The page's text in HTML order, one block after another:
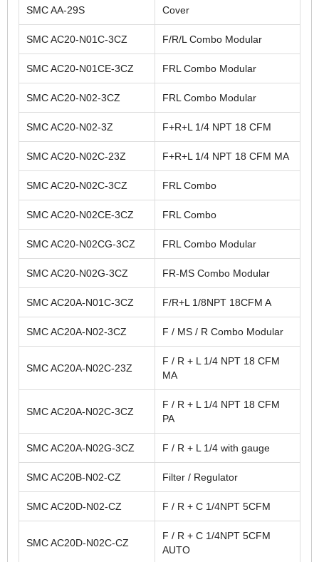
SMC AA-29S Cover
SMC AC20-N01C-3CZ F/R/L Combo Modular
SMC AC20-N01CE-3CZ FRL Combo Modular
SMC AC20-N02-3CZ FRL Combo Modular
SMC AC20-N02-3Z F+R+L 1/4 NPT 18 CFM
SMC AC20-N02C-23Z F+R+L 1/4 NPT 18 CFM MA
SMC AC20-N02C-3CZ FRL Combo
SMC AC20-N02CE-3CZ FRL Combo
SMC AC20-N02CG-3CZ FRL Combo Modular
SMC AC20-N02G-3CZ FR-MS Combo Modular
SMC AC20A-N01C-3CZ F/R+L 1/8NPT 18CFM A
SMC AC20A-N02-3CZ F / MS / R Combo Modular
SMC AC20A-N02C-23Z
F / R + L 1/4 NPT 18 CFM
MA
SMC AC20A-N02C-3CZ
F / R + L 1/4 NPT 18 CFM
PA
SMC AC20A-N02G-3CZ F / R + L 1/4 with gauge
SMC AC20B-N02-CZ Filter / Regulator
SMC AC20D-N02-CZ F / R + C 1/4NPT 5CFM
SMC AC20D-N02C-CZ
F / R + C 1/4NPT 5CFM
AUTO